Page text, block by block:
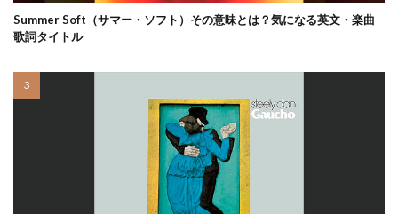
Summer Soft（サマー・ソフト）その意味とは？気になる英文・楽曲
歌詞タイトル